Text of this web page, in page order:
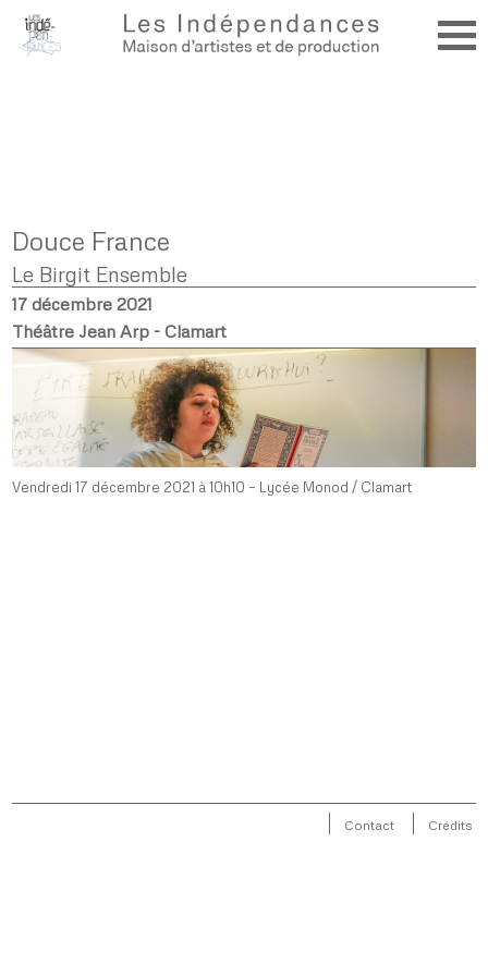
Douce France
Le Birgit Ensemble
17 décembre 2021
Théâtre Jean Arp - Clamart
Vendredi 17 décembre 2021 à 10h10 – Lycée Monod / Clamart
Contact Crédits